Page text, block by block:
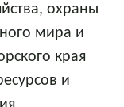
охраны
мира и
края
и